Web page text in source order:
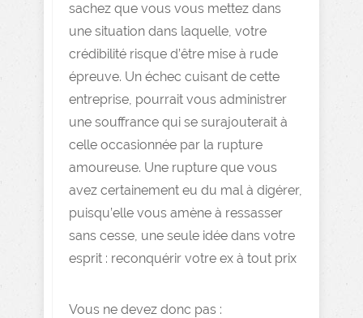
sachez que vous vous mettez dans
une situation dans laquelle, votre
crédibilité risque d’être mise à rude
épreuve. Un échec cuisant de cette
entreprise, pourrait vous administrer
une souffrance qui se surajouterait à
celle occasionnée par la rupture
amoureuse. Une rupture que vous
avez certainement eu du mal à digérer,
puisqu’elle vous amène à ressasser
sans cesse, une seule idée dans votre
esprit : reconquérir votre ex à tout prix
Vous ne devez donc pas :